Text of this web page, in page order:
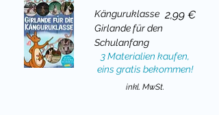
Känguruklasse
Girlande für den
Schulanfang
Preis
2,99 €
3 Materialien kaufen,
eins gratis bekommen!
inkl. MwSt.